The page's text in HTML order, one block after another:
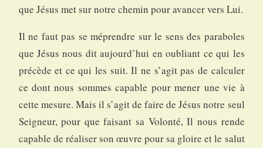
que Jésus met sur notre chemin pour avancer vers Lui.
Il ne faut pas se méprendre sur le sens des paraboles
que Jésus nous dit aujourd’hui en oubliant ce qui les
précède et ce qui les suit. Il ne s’agit pas de calculer
ce dont nous sommes capable pour mener une vie à
cette mesure. Mais il s’agit de faire de Jésus notre seul
Seigneur, pour que faisant sa Volonté, Il nous rende
capable de réaliser son œuvre pour sa gloire et le salut